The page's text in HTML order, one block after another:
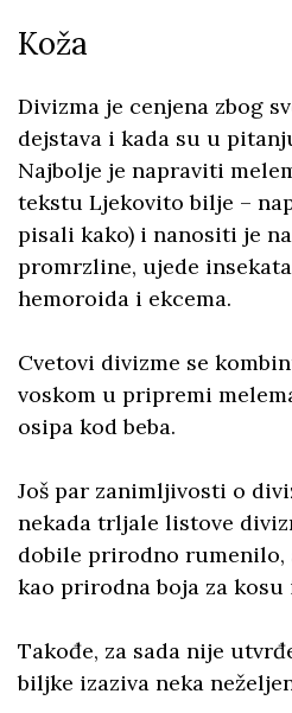
Koža
Divizma je cenjena zbog
dejstava i kada su u
Najbolje je napraviti
tekstu Ljekovito bilje –
pisali kako) i nanositi je
promrzline, ujede
hemoroida i ekcema.
Cvetovi divizme se
voskom u pripremi
osipa kod beba.
Još par zanimljivosti o
nekada trljale listove
dobile prirodno rumenilo,
kao prirodna boja za kosu
Takođe, za sada nije
biljke izaziva neka